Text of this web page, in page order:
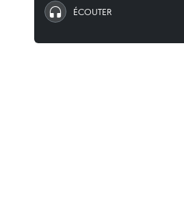
ÉCOUTER